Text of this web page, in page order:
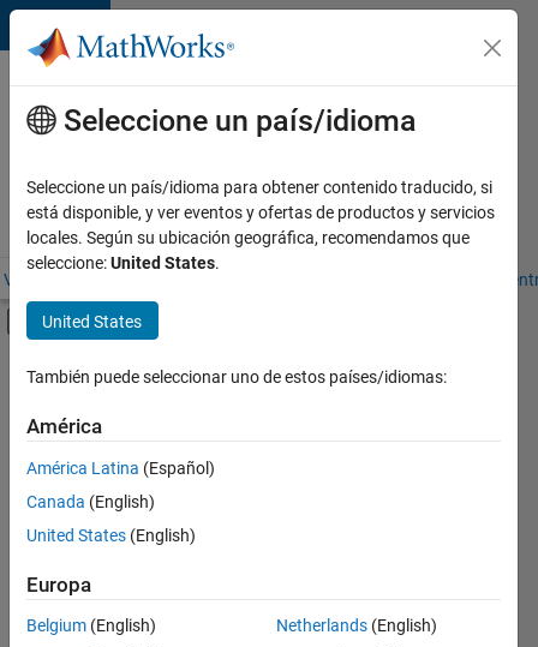
Saltar al contenido
Material
educativo
para
Simulink
Visión general
Mostrar/ocultar menú de navegación
Disciplinas
Tipo de material educativo
Idioma
Nivel educativo
Source
Buscar
material
educativo
de
MATLAB
y
Simulink
Seleccione un país/idioma
Seleccione un país/idioma para obtener contenido traducido, si
está disponible, y ver eventos y ofertas de productos y servicios
locales. Según su ubicación geográfica, recomendamos que
seleccione:United States.
United States
También puede seleccionar uno de estos países/idiomas:
América
América Latina (Español)
Canada (English)
United States (English)
Europa
Belgium (English)
Netherlands (English)